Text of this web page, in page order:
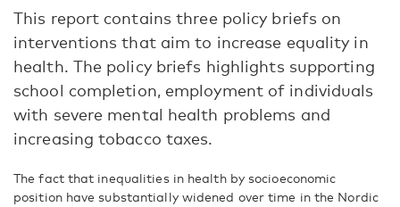
This report contains three policy briefs on
interventions that aim to increase equality in
health. The policy briefs highlights supporting
school completion, employment of individuals
with severe mental health problems and
increasing tobacco taxes.
The fact that inequalities in health by socioeconomic
position have substantially widened over time in the Nordic